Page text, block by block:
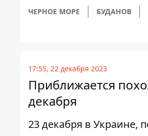
ЧЕРНОЕ МОРЕ БУДАНОВ
17:55, 22 декабря 2023
Приближается
декабря
23 декабря в Украине,